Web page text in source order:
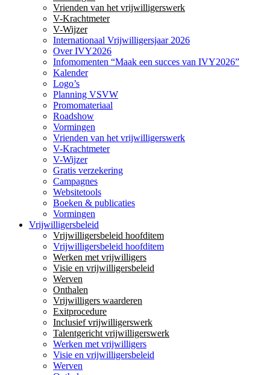
Vrienden van het vrijwilligerswerk
V-Krachtmeter
V-Wijzer
Internationaal Vrijwilligersjaar 2026
Over IVY2026
Infomomenten “Maak een succes van IVY2026”
Kalender
Logo’s
Planning VSVW
Promomateriaal
Roadshow
Vormingen
Vrienden van het vrijwilligerswerk
V-Krachtmeter
V-Wijzer
Gratis verzekering
Campagnes
Websitetools
Boeken & publicaties
Vormingen
Vrijwilligersbeleid
Vrijwilligersbeleid hoofditem
Vrijwilligersbeleid hoofditem
Werken met vrijwilligers
Visie en vrijwilligersbeleid
Werven
Onthalen
Vrijwilligers waarderen
Exitprocedure
Inclusief vrijwilligerswerk
Talentgericht vrijwilligerswerk
Werken met vrijwilligers
Visie en vrijwilligersbeleid
Werven